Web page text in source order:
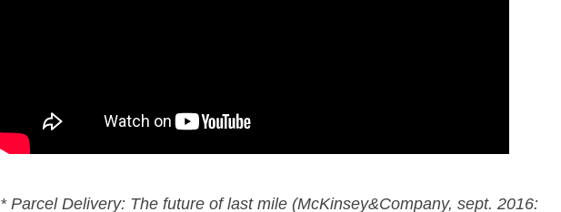
* Parcel Delivery: The future of last mile (McKinsey&Company, sept. 2016: